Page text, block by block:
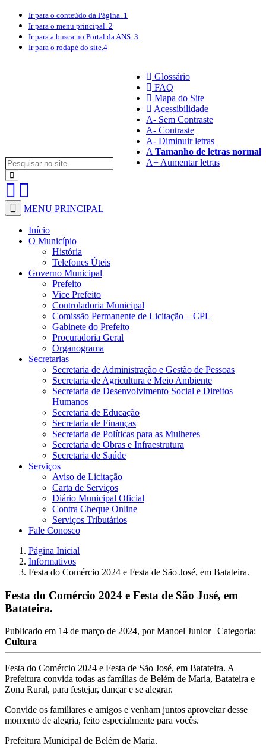
Ir para o conteúdo da Página. 1
Ir para o menu principal. 2
Ir para a busca no Portal da ANS. 3
Ir para o rodapé do site.4
Glossário
FAQ
Mapa do Site
Acessibilidade
A- Sem Contraste
A- Contraste
A- Diminuir letras
A Tamanho de letras normal
A+ Aumentar letras
MENU PRINCIPAL
Início
O Município
História
Telefones Úteis
Governo Municipal
Prefeito
Vice Prefeito
Controladoria Municipal
Comissão Permanente de Licitação – CPL
Gabinete do Prefeito
Procuradoria Geral
Organograma
Secretarias
Secretaria de Administração e Gestão de Pessoas
Secretaria de Agricultura e Meio Ambiente
Secretaria de Desenvolvimento Social e Direitos
Humanos
Secretaria de Educação
Secretaria de Finanças
Secretaria de Políticas para as Mulheres
Secretaria de Obras e Infraestrutura
Secretaria de Saúde
Serviços
Aviso de Licitação
Carta de Serviços
Diário Municipal Oficial
Contra Cheque Online
Serviços Tributários
Fale Conosco
Página Inicial
Informativos
Festa do Comércio 2024 e Festa de São José, em Batateira.
Festa do Comércio 2024 e Festa de São José, em
Batateira.
Publicado em 14 de março de 2024, porManoel Junior | Categoria:
Cultura
Festa do Comércio 2024 e Festa de São José, em Batateira. A
Prefeitura convida todas as famílias de Belém de Maria, Batateira e
Zona Rural, para festejar, dançar e se alegrar.
Convide os familiares e amigos e venham juntos aproveitar desse
momento de alegria, feito especialmente para vocês.
Prefeitura Municipal de Belém de Maria.